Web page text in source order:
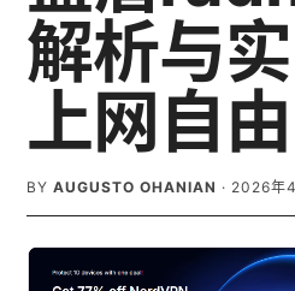
解析与
上网自由
BY AUGUSTO OHANIAN · 2026年